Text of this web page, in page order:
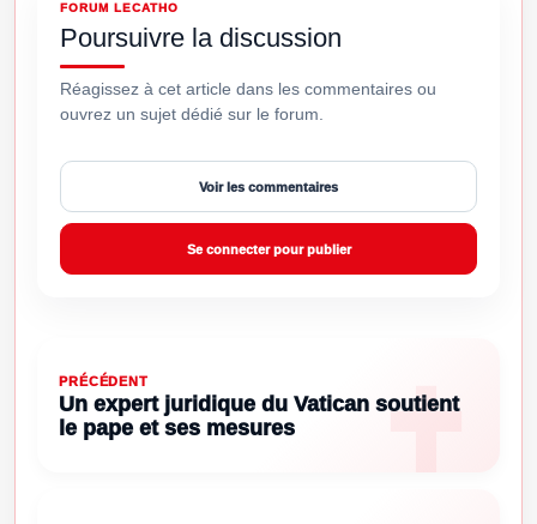
FORUM LECATHO
Poursuivre la discussion
Réagissez à cet article dans les commentaires ou
ouvrez un sujet dédié sur le forum.
Voir les commentaires
Se connecter pour publier
PRÉCÉDENT
Un expert juridique du Vatican soutient
le pape et ses mesures